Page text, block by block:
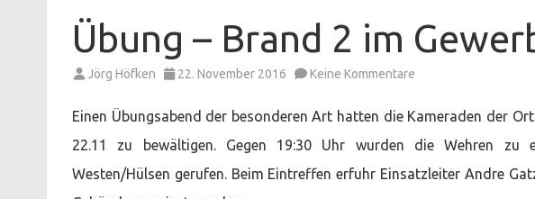
Übung – Brand 2 im
Jörg Höfken 22. November 2016 Keine Kommentare
Brand
2
im
Gewerbegebiet
Einen Übungsabend der besonderen Art hatten die Kameraden der
22.11 zu bewältigen. Gegen 19:30 Uhr wurden die Wehren zu
Westen/Hülsen gerufen. Beim Eintreffen erfuhr Einsatzleiter Andre